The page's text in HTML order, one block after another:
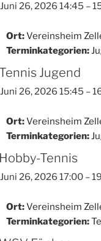
Juni 26, 2026 14:45 –
Ort:Vereinsheim
Terminkategorien:
Jugend
Juni 26, 2026 15:45 –
Ort:Vereinsheim
Terminkategorien:
Tennis
Juni 26, 2026 17:00 –
Ort:Vereinsheim
Terminkategorien: